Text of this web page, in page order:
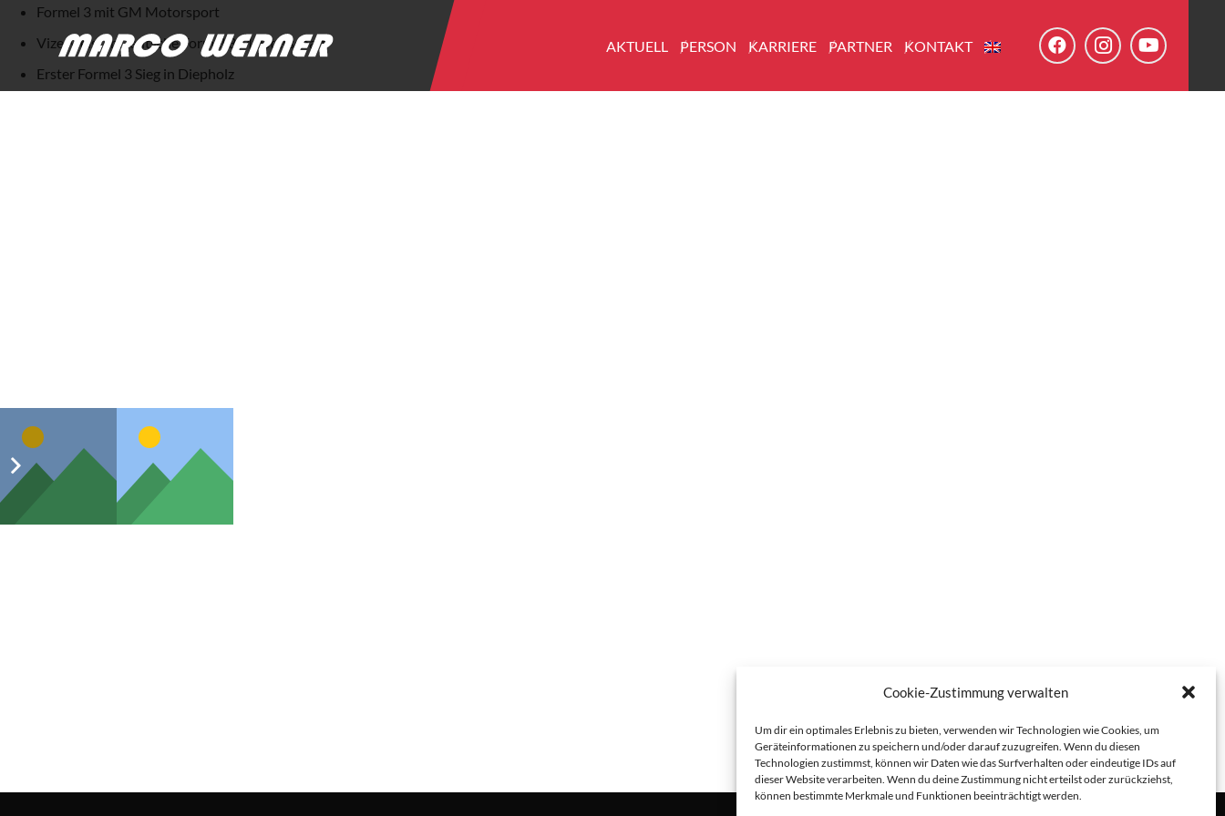
Cookie-Zustimmung verwalten
Um dir ein optimales Erlebnis zu bieten, verwenden wir Technologien wie Cookies, um
Geräteinformationen zu speichern und/oder darauf zuzugreifen. Wenn du diesen
Technologien zustimmst, können wir Daten wie das Surfverhalten oder eindeutige IDs auf
dieser Website verarbeiten. Wenn du deine Zustimmung nicht erteilst oder zurückziehst,
können bestimmte Merkmale und Funktionen beeinträchtigt werden.
AKTUELL PERSON KARRIERE PARTNER KONTAKT
Formel 3 mit GM Motorsport
Vize Meister Deutsche Formel 3 Meisterschaft
Erster Formel 3 Sieg in Diepholz